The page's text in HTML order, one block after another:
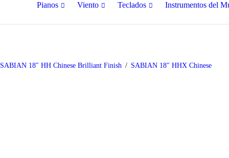
Pianos Viento Teclados Instrumentos del
SABIAN 18″ HH Chinese Brilliant Finish SABIAN 18″ HHX Chinese